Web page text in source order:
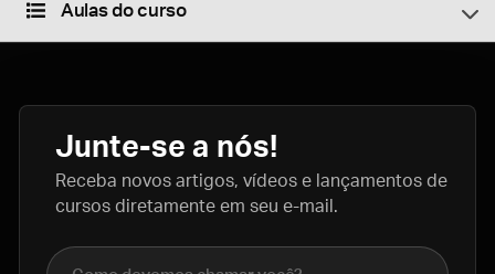
Aulas do curso
Junte-se a nós!
Receba novos artigos, vídeos e lançamentos de
cursos diretamente em seu e-mail.
Nome completo